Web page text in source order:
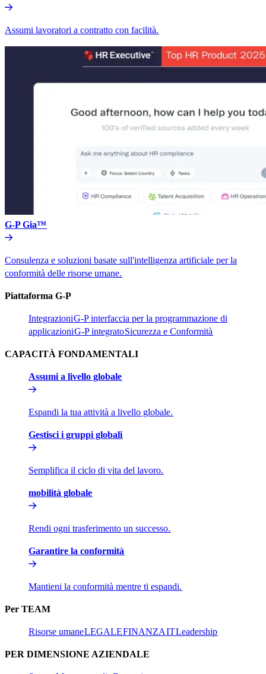
Assumi lavoratori a contratto con facilità.​​
G-P Gia™​​
Consulenza e soluzioni basate sull'intelligenza artificiale per la
conformità delle risorse umane.​​
Piattaforma G-P​​
Integrazioni​​G-P interfaccia per la programmazione di
applicazioni​​G-P integrato​​Sicurezza e Conformità​​
CAPACITÀ FONDAMENTALI​​
Assumi a livello globale​​
Espandi la tua attività a livello globale.​​
Gestisci i gruppi globali​​
Semplifica il ciclo di vita del lavoro.​​
mobilità globale​​
Rendi ogni trasferimento un successo.​​
Garantire la conformità​​
Mantieni la conformità mentre ti espandi.​​
Per TEAM​​
Risorse umane​​LEGALE​​FINANZA​​IT​​Leadership​​
PER DIMENSIONE AZIENDALE​​